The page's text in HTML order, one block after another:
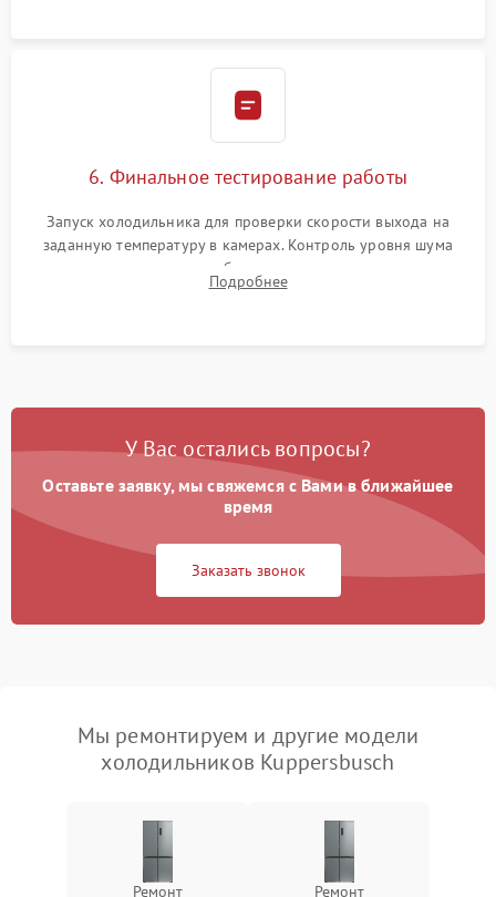
6. Финальное тестирование работы
Запуск холодильника для проверки скорости выхода на
заданную температуру в камерах. Контроль уровня шума
компрессора, отсутствия обмерзания стенок и корректного
срабатывания системы автоматической оттайки.
Подробнее
У Вас остались вопросы?
Оставьте заявку, мы свяжемся с Вами в ближайшее
время
Заказать звонок
Мы ремонтируем и другие модели
холодильников Kuppersbusch
Ремонт
Ремонт